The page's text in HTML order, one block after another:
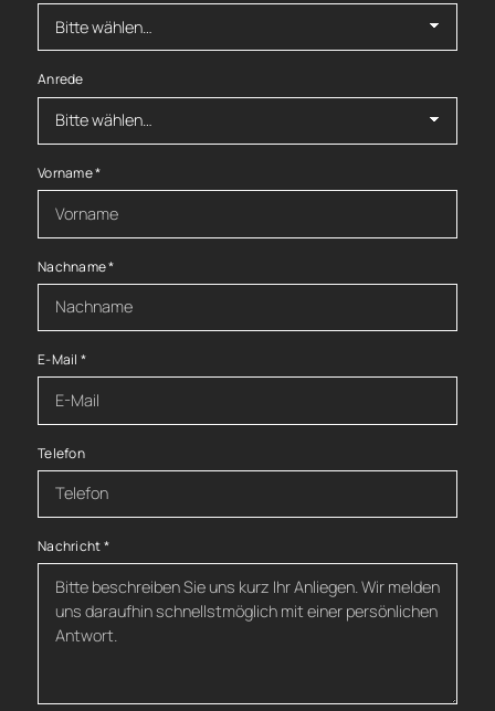
Anrede
Vorname*
Nachname*
E-Mail *
Telefon
Nachricht*